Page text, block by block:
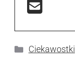
Kategorie
Ciekawostki